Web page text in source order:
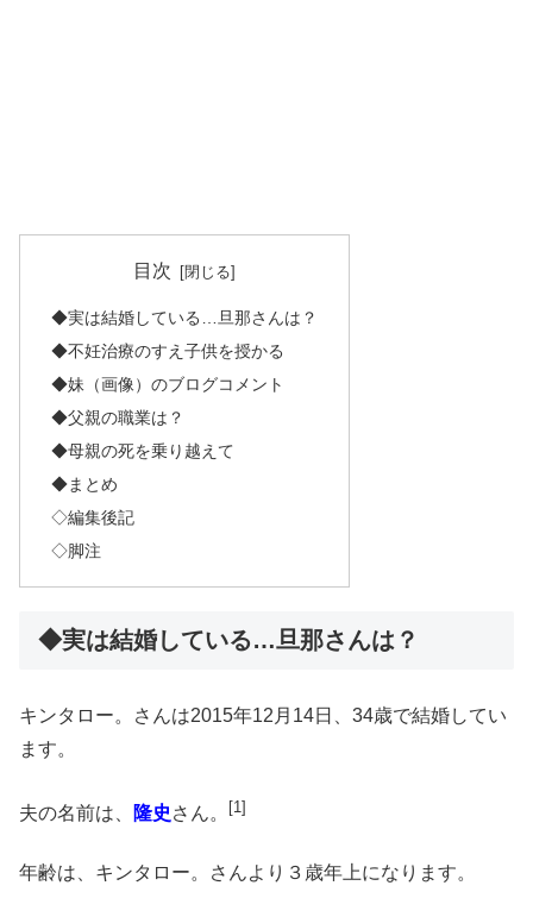
目次
◆実は結婚している…旦那さんは？
◆不妊治療のすえ子供を授かる
◆妹（画像）のブログコメント
◆父親の職業は？
◆母親の死を乗り越えて
◆まとめ
◇編集後記
◇脚注
◆実は結婚している…旦那さんは？
キンタロー。さんは2015年12月14日、34歳で結婚してい
ます。
夫の名前は、 隆史 さん。 [1]
年齢は、キンタロー。さんより３歳年上になります。